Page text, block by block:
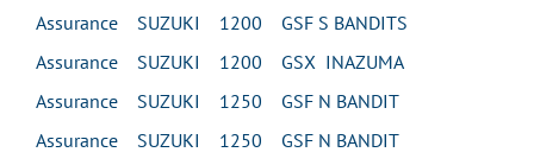
Assurance SUZUKI 1200 GSF S BANDITS
Assurance SUZUKI 1200 GSX INAZUMA
Assurance SUZUKI 1250 GSF N BANDIT
Assurance SUZUKI 1250 GSF N BANDIT